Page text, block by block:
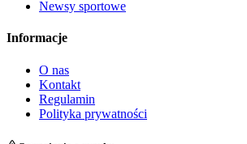
Newsy sportowe
Informacje
O nas
Kontakt
Regulamin
Polityka prywatności